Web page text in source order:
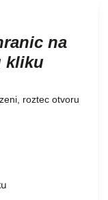
na
kliku
roztec otvoru